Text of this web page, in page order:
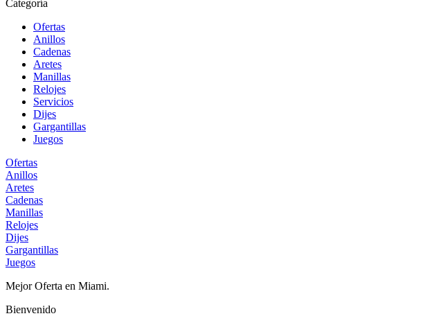
Categoría
Ofertas
Anillos
Cadenas
Aretes
Manillas
Relojes
Servicios
Dijes
Gargantillas
Juegos
Ofertas
Anillos
Aretes
Cadenas
Manillas
Relojes
Dijes
Gargantillas
Juegos
Mejor Oferta en Miami.
Bienvenido